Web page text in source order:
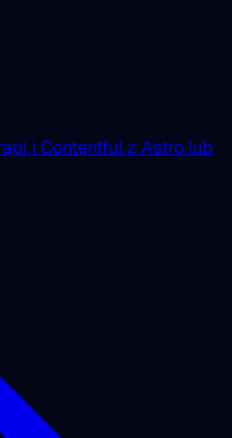
i Contentful z Astro lub